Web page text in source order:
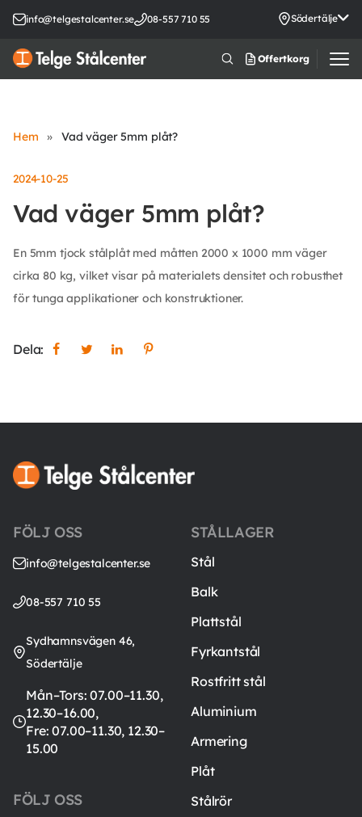
info@telgestalcenter.se 08-557 710 55 Södertälje
Offertkorg
Hem » Vad väger 5mm plåt?
2024-10-25
Vad väger 5mm plåt?
En 5mm tjock stålplåt med måtten 2000 x 1000 mm väger
cirka 80 kg, vilket visar på materialets densitet och robusthet
för tunga applikationer och konstruktioner.
Dela:
FÖLJ OSS
info@telgestalcenter.se
08-557 710 55
Sydhamnsvägen 46,
Södertälje
Mån–Tors: 07.00–11.30,
12.30–16.00,
Fre: 07.00–11.30, 12.30–
15.00
FÖLJ OSS
STÅLLAGER
Stål
Balk
Plattstål
Fyrkantstål
Rostfritt stål
Aluminium
Armering
Plåt
Stålrör